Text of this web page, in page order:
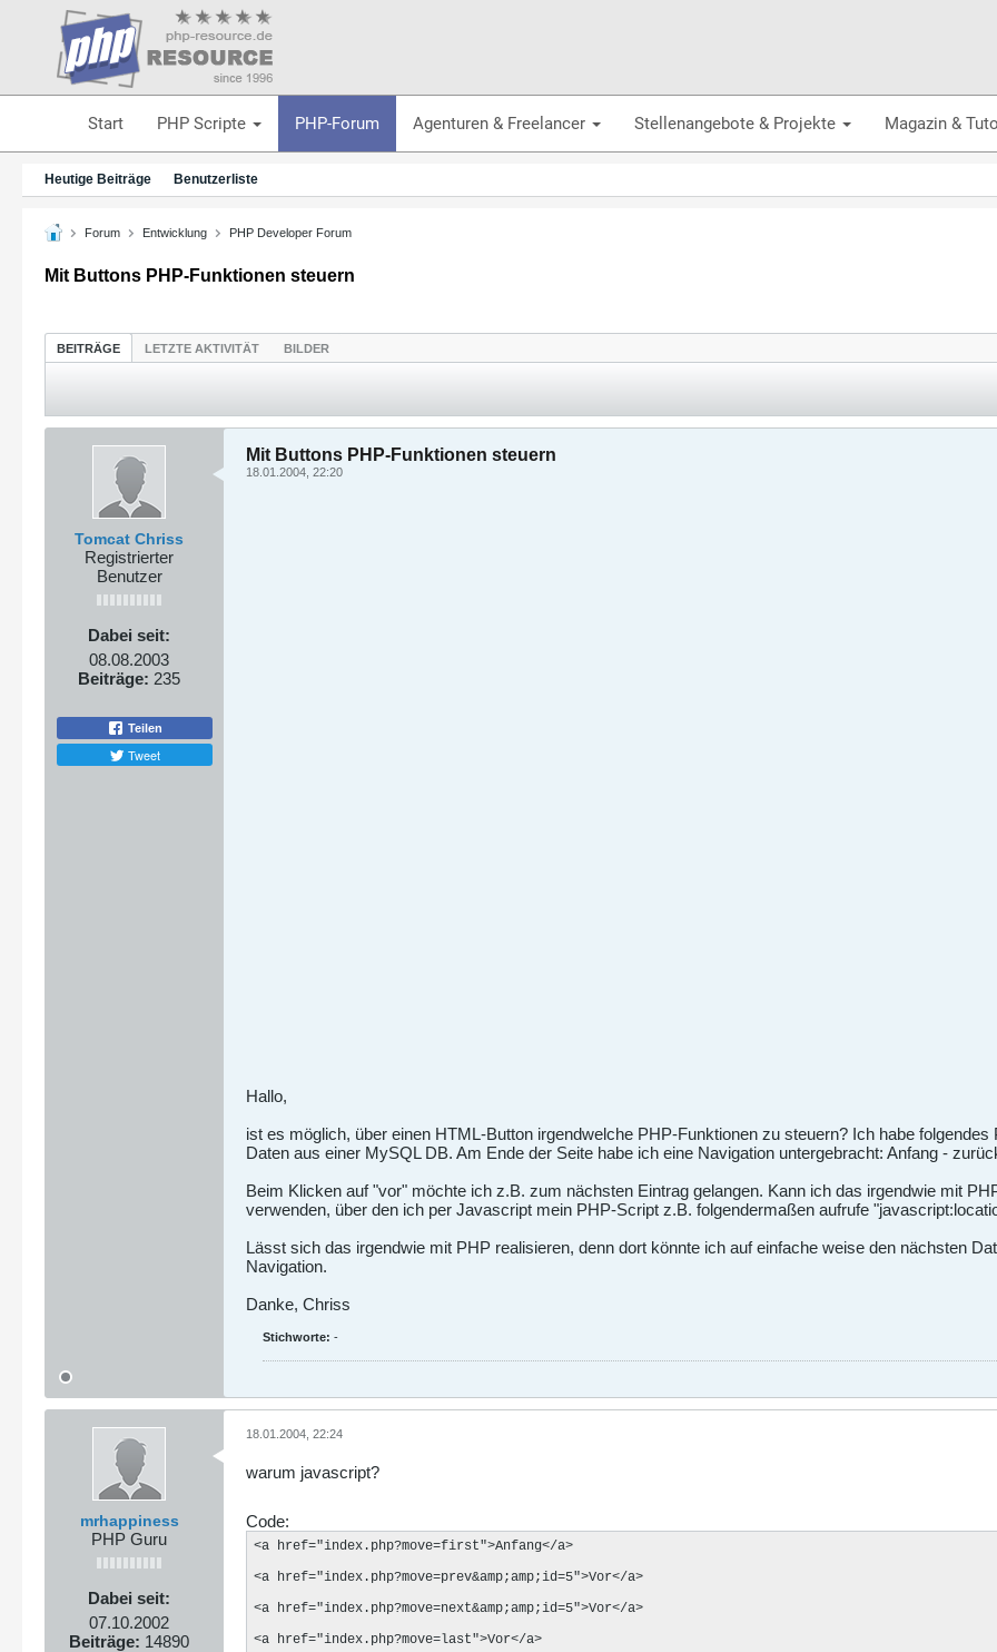
Start PHP Scripte PHP-Forum Agenturen & Freelancer Stellenangebote & Projekte Magazin &
Heutige Beiträge Benutzerliste
Forum Entwicklung PHP Developer Forum
Mit Buttons PHP-Funktionen steuern
BEITRÄGE LETZTE AKTIVITÄT BILDER
Tomcat Chriss
Registrierter
Benutzer
Dabei seit:
08.08.2003
Beiträge: 235
Teilen
Tweet
Mit Buttons PHP-Funktionen steuern
18.01.2004, 22:20
Hallo,
ist es möglich, über einen HTML-Button irgendwelche PHP-Funktionen zu steuern? Ich habe
Daten aus einer MySQL DB. Am Ende der Seite habe ich eine Navigation untergebracht: Anfang -
Beim Klicken auf "vor" möchte ich z.B. zum nächsten Eintrag gelangen. Kann ich das irgendwie mit
verwenden, über den ich per Javascript mein PHP-Script z.B. folgendermaßen aufrufe "javascript
Lässt sich das irgendwie mit PHP realisieren, denn dort könnte ich auf einfache weise den nächsten
Navigation.
Danke, Chriss
Stichworte: -
mrhappiness
PHP Guru
Dabei seit:
07.10.2002
Beiträge: 14890
18.01.2004, 22:24
warum javascript?
Code:
<a href="index.php?move=first">Anfang</a>
<a href="index.php?move=prev&amp;amp;id=5">Vor</a>
<a href="index.php?move=next&amp;amp;id=5">Vor</a>
<a href="index.php?move=last">Vor</a>